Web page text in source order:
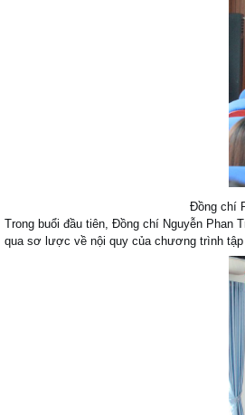
Đồng chí
Trong buổi đầu tiên, Đồng chí Nguyễn Phan
qua sơ lược về nội quy của chương trình